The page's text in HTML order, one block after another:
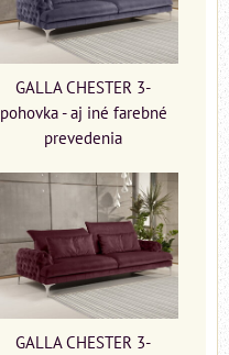
GALLA CHESTER 3-
pohovka - aj iné farebné
prevedenia
GALLA CHESTER 3-